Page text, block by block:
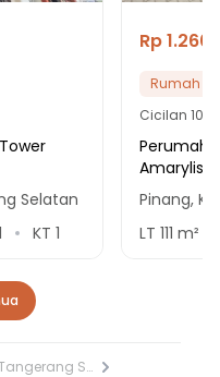
Selatan
KT 1
Rp
Rumah
Cicilan
Amarylis
Pinang,
LT 111 m²
Kota Tangerang Selatan